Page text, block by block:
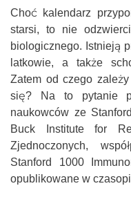
Choć kalendarz
starsi, to nie
biologicznego. Istnieją
latkowie, a także
Zatem od czego
się? Na to pytanie
naukowców ze
Buck Institute for
Zjednoczonych,
Stanford 1000
opublikowane w